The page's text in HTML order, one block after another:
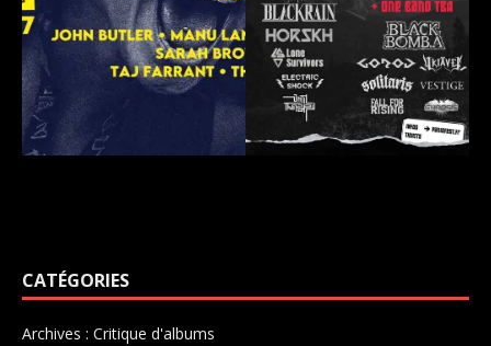
CATÉGORIES
Archives : Critique d'albums